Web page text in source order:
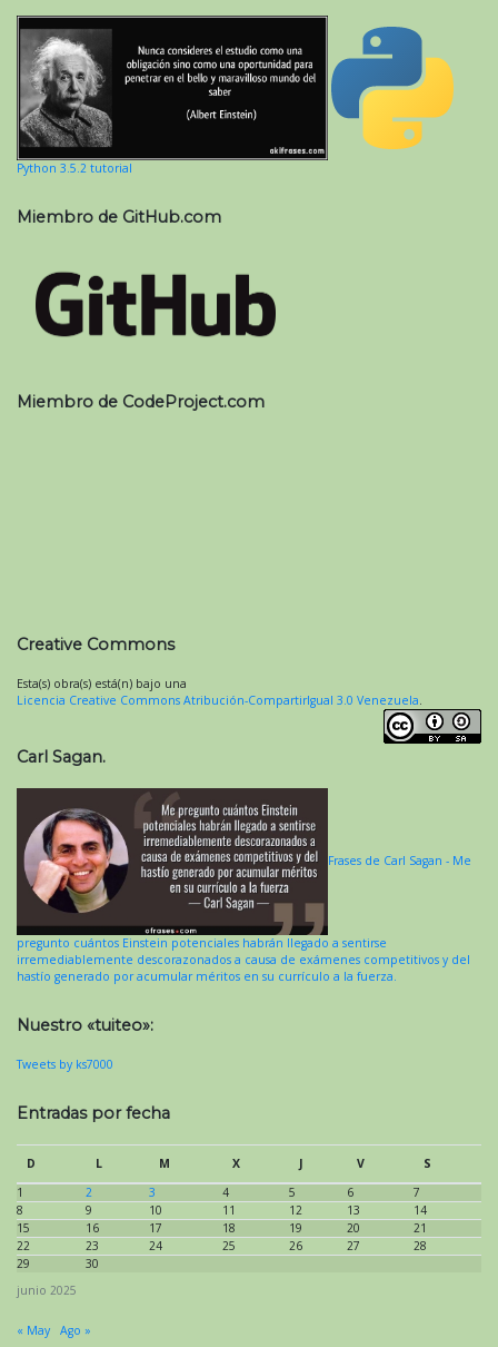
Python 3.5.2 tutorial
Miembro de GitHub.com
Miembro de CodeProject.com
Creative Commons
Esta(s) obra(s) está(n) bajo una
Licencia Creative Commons Atribución-CompartirIgual 3.0 Venezuela.
Carl Sagan.
Frases de Carl Sagan - Me
pregunto cuántos Einstein potenciales habrán llegado a sentirse
irremediablemente descorazonados a causa de exámenes competitivos y del
hastío generado por acumular méritos en su currículo a la fuerza.
Nuestro «tuiteo»:
Tweets by ks7000
Entradas por fecha
junio 2025
D L M X J V
S
1
2 3 4 5 6
7
8
9 10 11 12 13
14
15
16 17 18 19 20
21
22
23 24 25 26 27
28
29
30
« May Ago »